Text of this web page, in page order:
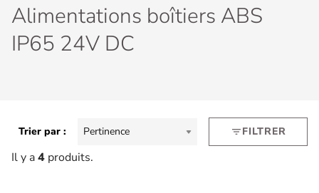
Alimentations boîtiers ABS
IP65 24V DC
Il y a4 produits.
Trier par : Pertinence filter_listFILTRER